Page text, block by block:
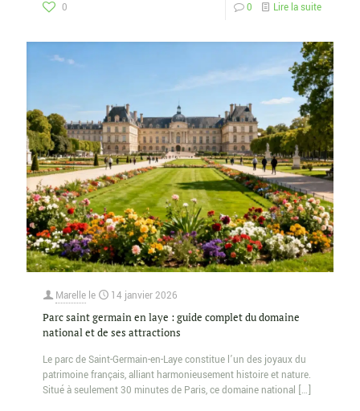
0 0 Lire la suite
Marelle le 14 janvier 2026
Parc saint germain en laye : guide complet du domaine
national et de ses attractions
Le parc de Saint-Germain-en-Laye constitue l’un des joyaux du
patrimoine français, alliant harmonieusement histoire et nature.
Situé à seulement 30 minutes de Paris, ce domaine national […]